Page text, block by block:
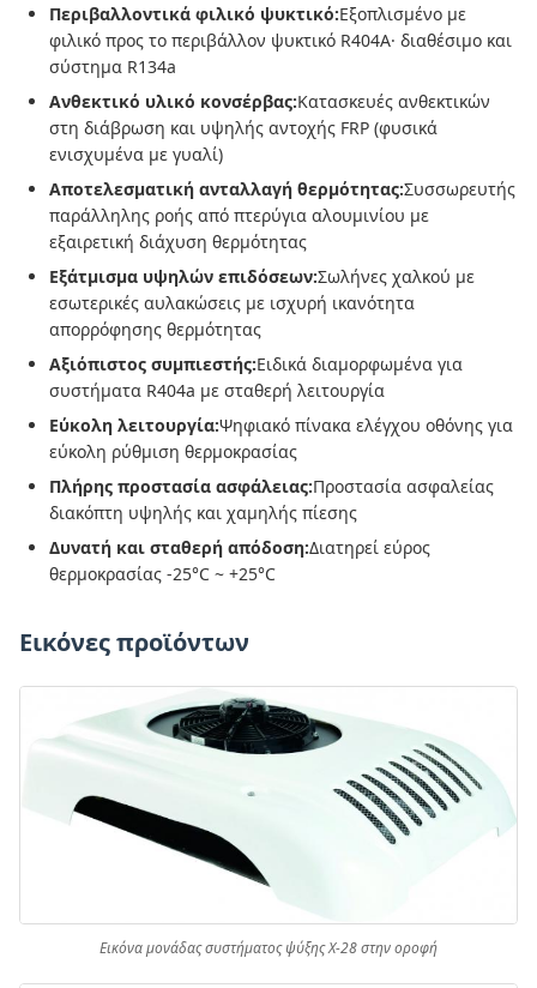
Περιβαλλοντικά φιλικό ψυκτικό:Εξοπλισμένο με
φιλικό προς το περιβάλλον ψυκτικό R404A· διαθέσιμο και
σύστημα R134a
Ανθεκτικό υλικό κονσέρβας:Κατασκευές ανθεκτικών
στη διάβρωση και υψηλής αντοχής FRP (φυσικά
ενισχυμένα με γυαλί)
Αποτελεσματική ανταλλαγή θερμότητας:Συσσωρευτής
παράλληλης ροής από πτερύγια αλουμινίου με
εξαιρετική διάχυση θερμότητας
Εξάτμισμα υψηλών επιδόσεων:Σωλήνες χαλκού με
εσωτερικές αυλακώσεις με ισχυρή ικανότητα
απορρόφησης θερμότητας
Αξιόπιστος συμπιεστής:Ειδικά διαμορφωμένα για
συστήματα R404a με σταθερή λειτουργία
Εύκολη λειτουργία:Ψηφιακό πίνακα ελέγχου οθόνης για
εύκολη ρύθμιση θερμοκρασίας
Πλήρης προστασία ασφάλειας:Προστασία ασφαλείας
διακόπτη υψηλής και χαμηλής πίεσης
Δυνατή και σταθερή απόδοση:Διατηρεί εύρος
θερμοκρασίας -25°C ~ +25°C
Εικόνες προϊόντων
Εικόνα μονάδας συστήματος ψύξης X-28 στην οροφή